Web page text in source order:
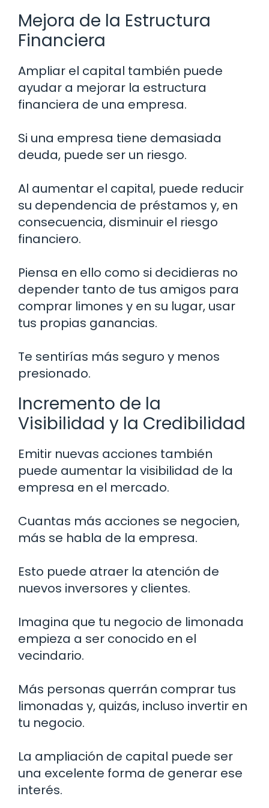
Mejora de la Estructura
Financiera
Ampliar el capital también puede
ayudar a mejorar la estructura
financiera de una empresa.
Si una empresa tiene demasiada
deuda, puede ser un riesgo.
Al aumentar el capital, puede reducir
su dependencia de préstamos y, en
consecuencia, disminuir el riesgo
financiero.
Piensa en ello como si decidieras no
depender tanto de tus amigos para
comprar limones y en su lugar, usar
tus propias ganancias.
Te sentirías más seguro y menos
presionado.
Incremento de la
Visibilidad y la Credibilidad
Emitir nuevas acciones también
puede aumentar la visibilidad de la
empresa en el mercado.
Cuantas más acciones se negocien,
más se habla de la empresa.
Esto puede atraer la atención de
nuevos inversores y clientes.
Imagina que tu negocio de limonada
empieza a ser conocido en el
vecindario.
Más personas querrán comprar tus
limonadas y, quizás, incluso invertir en
tu negocio.
La ampliación de capital puede ser
una excelente forma de generar ese
interés.